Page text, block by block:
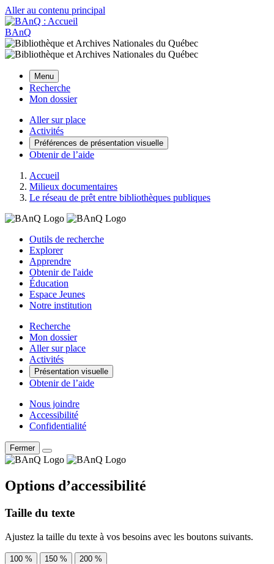
Aller au contenu principal
BAnQ
Menu
Recherche
Mon dossier
Aller sur place
Activités
Préférences de présentation visuelle
Obtenir de l’aide
Accueil
Milieux documentaires
Le réseau de prêt entre bibliothèques publiques
Outils de recherche
Explorer
Apprendre
Obtenir de l'aide
Éducation
Espace Jeunes
Notre institution
Recherche
Mon dossier
Aller sur place
Activités
Présentation visuelle
Obtenir de l’aide
Nous joindre
Accessibilité
Confidentialité
Fermer
Options d’accessibilité
Taille du texte
Ajustez la taille du texte à vos besoins avec les boutons suivants.
100 % 150 % 200 %